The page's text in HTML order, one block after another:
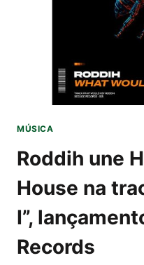
MÚSICA
Roddih une
House na
I”,
Records